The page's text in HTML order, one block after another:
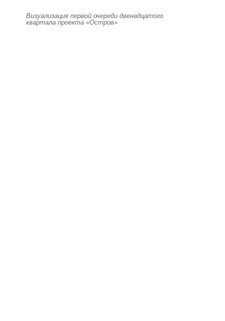
Визуализация первой очереди двенадцатого
квартала проекта «Остров»